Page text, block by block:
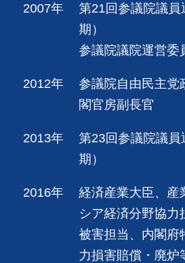
2007年
第21回参議院議
期）
参議院議院運営委
2012年
参議院自由民主党
閣官房副長官
2013年
第23回参議院議
期）
2016年
経済産業大臣、産
シア経済分野協力
被害担当、内閣府
力損害賠償・廃炉